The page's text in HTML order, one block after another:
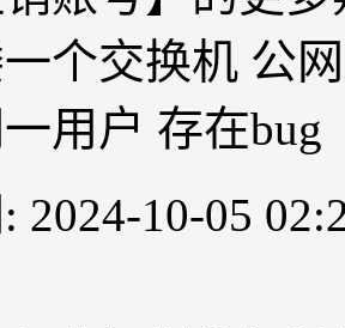
个交换机 公
用户 存在bug
2024-10-05